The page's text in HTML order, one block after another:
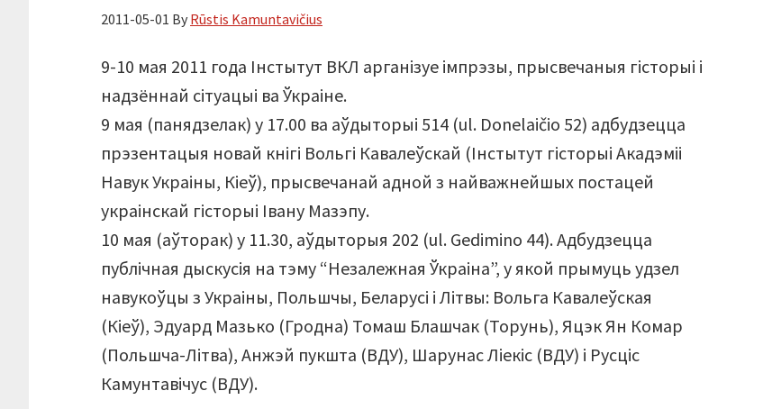
2011-05-01 By Rūstis Kamuntavičius
9-10 мая 2011 года Інстытут ВКЛ арганізуе імпрэзы, прысвечаныя гісторыі і
надзённай сітуацыі ва Ўкраіне.
9 мая (панядзелак) у 17.00 ва аўдыторыі 514 (ul. Donelaičio 52) адбудзецца
прэзентацыя новай кнігі Вольгі Кавалеўскай (Інстытут гісторыі Акадэміі
Навук Украіны, Кіеў), прысвечанай адной з найважнейшых постацей
украінскай гісторыі Івану Мазэпу.
10 мая (аўторак) у 11.30, аўдыторыя 202 (ul. Gedimino 44). Адбудзецца
публічная дыскусія на тэму “Незалежная Ўкраіна”, у якой прымуць удзел
навукоўцы з Украіны, Польшчы, Беларусі і Літвы: Вольга Кавалеўская
(Кіеў), Эдуард Мазько (Гродна) Томаш Блашчак (Торунь), Яцэк Ян Комар
(Польшча-Літва), Анжэй пукшта (ВДУ), Шарунас Ліекіс (ВДУ) і Русціс
Камунтавічус (ВДУ).